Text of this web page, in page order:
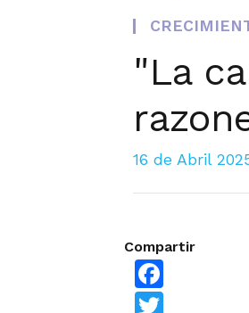
"La
16 de Abril
Compartir